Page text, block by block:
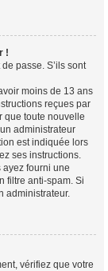
!
passe. S’ils sont
moins de 13 ans
reçues par
que toute nouvelle
administrateur
est indiquée lors
ses instructions.
ayez fourni une
filtre anti-spam. Si
administrateur.
vérifiez que votre